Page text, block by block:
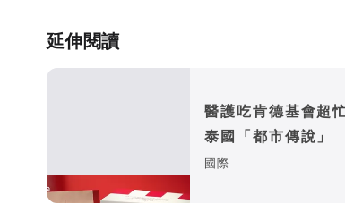
延伸閱讀
醫護吃肯德基會超
泰國「都市傳說」
說
國際